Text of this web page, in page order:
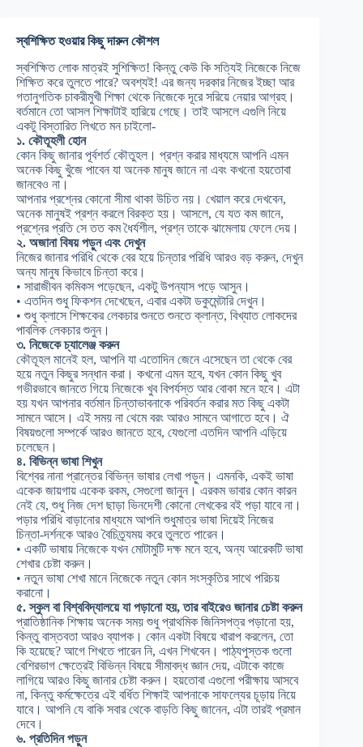
স্বশিক্ষিত হওয়ার কিছু দারুন কৌশল
স্বশিক্ষিত লোক মাত্রই সুশিক্ষিত! কিন্তু কেউ কি সত্যিই নিজেকে নিজে
শিক্ষিত করে তুলতে পারে? অবশ্যই! এর জন্য দরকার নিজের ইচ্ছা আর
গতানুগতিক চাকরীমুখী শিক্ষা থেকে নিজেকে দূরে সরিয়ে নেয়ার আগ্রহ।
বর্তমানে তো আসল শিক্ষাটাই হারিয়ে গেছে। তাই আসলে এগুলি নিয়ে
একটু বিস্তারিত লিখতে মন চাইলো-
১. কৌতূহলী হোন
কোন কিছু জানার পূর্বশর্ত কৌতুহল। প্রশ্ন করার মাধ্যমে আপনি এমন
অনেক কিছু খুঁজে পাবেন যা অনেক মানুষ জানে না এবং কখনো হয়তোবা
জানবেও না।
আপনার প্রশ্নের কোনো সীমা থাকা উচিত নয়। খেয়াল করে দেখবেন,
অনেক মানুষই প্রশ্ন করলে বিরক্ত হয়। আসলে, যে যত কম জানে,
প্রশ্নের প্রতি সে তত কম ধৈর্যশীল, প্রশ্ন তাকে ঝামেলায় ফেলে দেয়।
২. অজানা বিষয় পড়ুন এবং দেখুন
নিজের জানার পরিধি থেকে বের হয়ে চিন্তার পরিধি আরও বড় করুন, দেখুন
অন্য মানুষ কিভাবে চিন্তা করে।
• সারাজীবন কমিকস পড়েছেন, একটু উপন্যাস পড়ে আসুন।
• এতদিন শুধু ফিকশন দেখেছেন, এবার একটা ডকুমেন্টারি দেখুন।
• শুধু ক্লাসে শিক্ষকের লেকচার শুনতে শুনতে ক্লান্ত, বিখ্যাত লোকদের
পাবলিক লেকচার শুনুন।
৩. নিজেকে চ্যালেঞ্জ করুন
কৌতূহল মানেই হল, আপনি যা এতোদিন জেনে এসেছেন তা থেকে বের
হয়ে নতুন কিছুর সন্ধান করা। কখনো এমন হবে, যখন কোন কিছু খুব
গভীরভাবে জানতে গিয়ে নিজেকে খুব বিপর্যস্ত আর বোকা মনে হবে। এটা
হয় যখন আপনার বর্তমান চিন্তাভাবনাকে পরিবর্তন করার মত কিছু একটা
সামনে আসে। এই সময় না থেমে বরং আরও সামনে আগাতে হবে। ঐ
বিষয়গুলো সম্পর্কে আরও জানতে হবে, যেগুলো এতদিন আপনি এড়িয়ে
চলেছেন।
৪. বিভিন্ন ভাষা শিখুন
বিশ্বের নানা প্রান্তের বিভিন্ন ভাষার লেখা পড়ুন। এমনকি, একই ভাষা
একেক জায়গায় একেক রকম, সেগুলো জানুন। এরকম ভাবার কোন কারন
নেই যে, শুধু নিজ দেশ ছাড়া ভিনদেশী কোনো লেখকের বই পড়া যাবে না।
পড়ার পরিধি বাড়ানোর মাধ্যমে আপনি শুধুমাত্র ভাষা দিয়েই নিজের
চিন্তা-দর্শনকে আরও বৈচিত্র্যময় করে তুলতে পারেন।
• একটি ভাষায় নিজেকে যখন মোটামুটি দক্ষ মনে হবে, অন্য আরেকটি ভাষা
শেখার চেষ্টা করুন।
• নতুন ভাষা শেখা মানে নিজেকে নতুন কোন সংস্কৃতির সাথে পরিচয়
করানো।
৫. স্কুল বা বিশ্ববিদ্যালয়ে যা পড়ানো হয়, তার বাইরেও জানার চেষ্টা করুন
প্রাতিষ্ঠানিক শিক্ষায় অনেক সময় শুধু প্রাথমিক জিনিসপত্র পড়ানো হয়,
কিন্তু বাস্তবতা আরও ব্যাপক। কোন একটা বিষয়ে খারাপ করলেন, তো
কি হয়েছে? আগে শিখতে পারেন নি, এখন শিখবেন। পাঠ্যপুস্তক গুলো
বেশিরভাগ ক্ষেত্রেই বিভিন্ন বিষয়ে সীমাবদ্ধ জ্ঞান দেয়, এটাকে কাজে
লাগিয়ে আরও কিছু জানার চেষ্টা করুন। হয়তোবা এগুলো পরীক্ষায় আসবে
না, কিন্তু কর্মক্ষেত্রে এই বর্ধিত শিক্ষাই আপনাকে সাফল্যের চূড়ায় নিয়ে
যাবে। আপনি যে বাকি সবার থেকে বাড়তি কিছু জানেন, এটা তারই প্রমান
দেবে।
৬. প্রতিদিন পড়ুন